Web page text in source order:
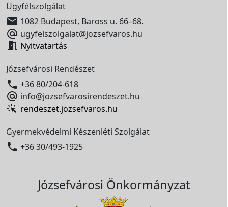
Ügyfélszolgálat
 1082 Budapest, Baross u. 66–68.
 ugyfelszolgalat@jozsefvaros.hu
 Nyitvatartás
Józsefvárosi Rendészet
 +36 80/204-618
 info@jozsefvarosirendeszet.hu
rendeszet.jozsefvaros.hu
Gyermekvédelmi Készenléti Szolgálat
 +36 30/493-1925
Józsefvárosi Önkormányzat